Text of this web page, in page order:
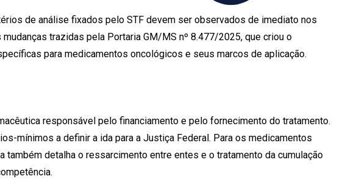
de análise fixados pelo STF devem ser observados de imediato nos
trazidas pela Portaria GM/MS nº 8.477/2025, que criou o
para medicamentos oncológicos e seus marcos de aplicação.
responsável pelo financiamento e pelo fornecimento do tratamento.
mínimos a definir a ida para a Justiça Federal. Para os medicamentos
detalha o ressarcimento entre entes e o tratamento da cumulação